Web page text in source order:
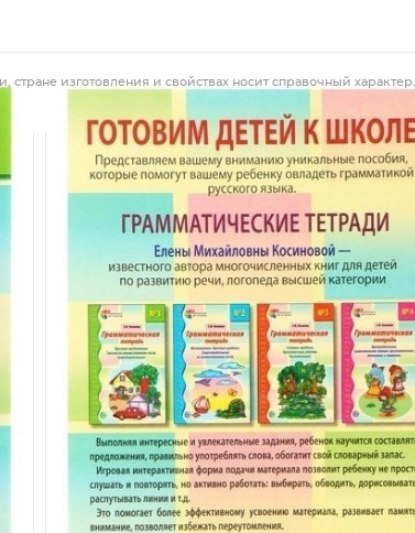
изготовления и свойствах носит справочный характер.